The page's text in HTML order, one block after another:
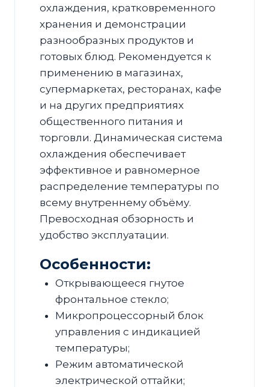
охлаждения, кратковременного
хранения и демонстрации
разнообразных продуктов и
готовых блюд. Рекомендуется к
применению в магазинах,
супермаркетах, ресторанах, кафе
и на других предприятиях
общественного питания и
торговли. Динамическая система
охлаждения обеспечивает
эффективное и равномерное
распределение температуры по
всему внутреннему объёму.
Превосходная обзорность и
удобство эксплуатации.
Особенности:
Открывающееся гнутое
фронтальное стекло;
Микропроцессорный блок
управления с индикацией
температуры;
Режим автоматической
электрической оттайки;